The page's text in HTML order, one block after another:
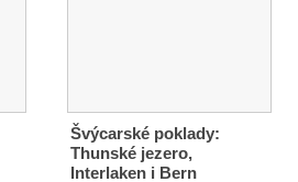
Švýcarské poklady:
Thunské jezero,
Interlaken i Bern